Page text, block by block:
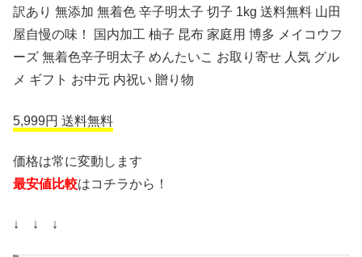
訳あり 無添加 無着色 辛子明太子 切子 1kg 送料無料 山田
屋自慢の味！ 国内加工 柚子 昆布 家庭用 博多 メイコウフ
ーズ 無着色辛子明太子 めんたいこ お取り寄せ 人気 グル
メ ギフト お中元 内祝い 贈り物
5,999円 送料無料
価格は常に変動します
最安値比較はコチラから！
↓ ↓ ↓